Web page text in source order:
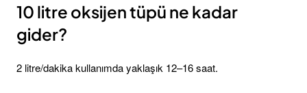
10 litre oksijen tüpü ne kadar
gider?
2 litre/dakika kullanımda yaklaşık 12–16 saat.